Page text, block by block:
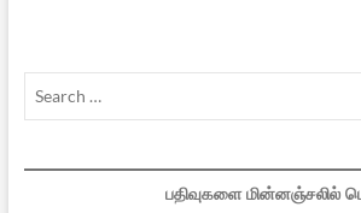
பதிவுகளை மின்னஞ்சலில்